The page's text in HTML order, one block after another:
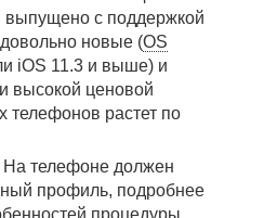
выпущено с поддержкой
новые (OS
iOS 11.3 и выше) и
высокой ценовой
телефонов растет по
телефоне должен
профиль, подробнее
процедуры